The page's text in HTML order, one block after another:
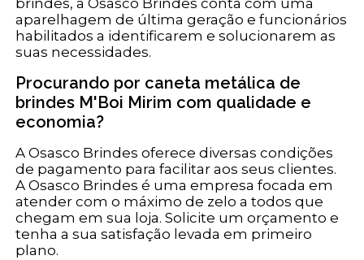
brindes, a Osasco Brindes conta com uma
aparelhagem de última geração e funcionários
habilitados a identificarem e solucionarem as
suas necessidades.
Procurando por caneta metálica de
brindes M'Boi Mirim com qualidade e
economia?
A Osasco Brindes oferece diversas condições
de pagamento para facilitar aos seus clientes.
A Osasco Brindes é uma empresa focada em
atender com o máximo de zelo a todos que
chegam em sua loja. Solicite um orçamento e
tenha a sua satisfação levada em primeiro
plano.